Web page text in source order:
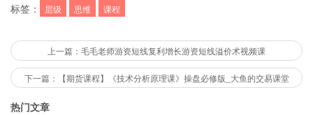
标签： 层级 思维 课程
上一篇：毛毛老师游资短线复利增长游资短线溢价术视频课
下一篇：【期货课程】《技术分析原理课》操盘必修版_大鱼的交易课堂
热门文章